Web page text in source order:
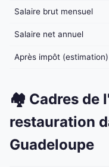
Salaire brut mensuel
Salaire net annuel
Après impôt (estimation)
🏘️ Cadres de
restauration
Guadeloupe